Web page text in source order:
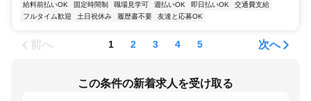
給料前払いOK 固定時間制 職場見学可 週払いOK 即日払いOK
交通費支給
フルタイム歓迎
土日祝休み 履歴書不要 友達と応募OK
前へ 1 2 3 4 5 次へ
この条件の新着求人を受け取る